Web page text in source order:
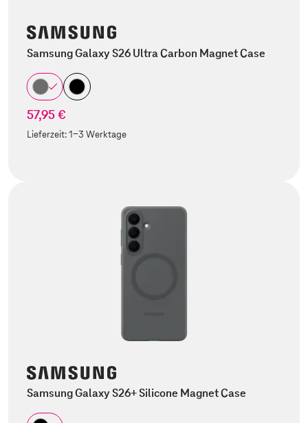
Samsung Galaxy S26 Ultra Carbon Magnet Case
57,95 €
Lieferzeit:1-3 Werktage
Samsung Galaxy S26+ Silicone Magnet Case